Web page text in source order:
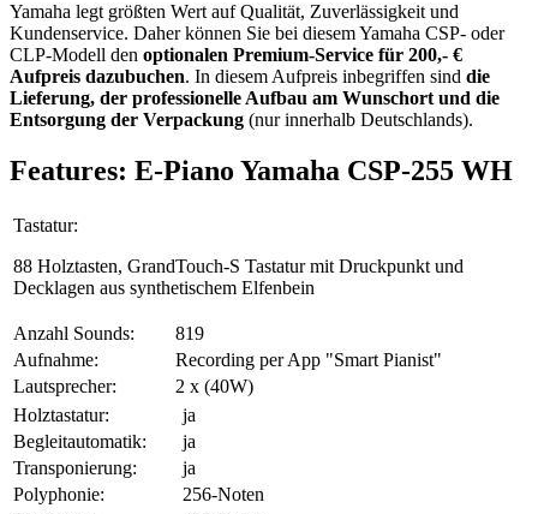
Yamaha legt größten Wert auf Qualität, Zuverlässigkeit und
Kundenservice. Daher können Sie bei diesem Yamaha CSP- oder
CLP-Modell den optionalen Premium-Service für 200,- €
Aufpreis dazubuchen. In diesem Aufpreis inbegriffen sind die
Lieferung, der professionelle Aufbau am Wunschort und die
Entsorgung der Verpackung (nur innerhalb Deutschlands).
Features: E-Piano Yamaha CSP-255 WH
Tastatur:
88 Holztasten, GrandTouch-S Tastatur mit Druckpunkt und
Decklagen aus synthetischem Elfenbein
Anzahl Sounds:
819
Aufnahme:
Recording per App "Smart Pianist"
Lautsprecher:
2 x (40W)
Holztastatur:
ja
Begleitautomatik:
ja
Transponierung:
ja
Polyphonie:
256-Noten